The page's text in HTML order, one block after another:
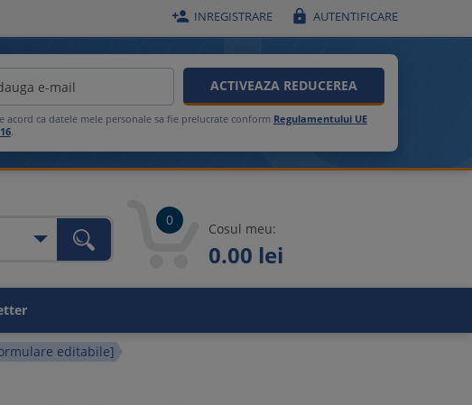
 INREGISTRARE  AUTENTIFICARE
ACTIVEAZA REDUCEREA
acord ca datele mele personale sa fie prelucrate conform Regulamentului UE
.
in Munca
0
Cosul meu:
0.00 lei
editabile]